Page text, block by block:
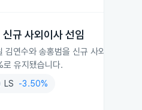
규 사외이사 선임
연수와 송홍범을 신규 사외이사로
유지됐습니다.
LS -3.50%